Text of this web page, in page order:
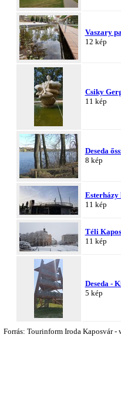
Vaszary
12 kép
Csiky
11 kép
Deseda
8 kép
Esterházy
11 kép
Téli
11 kép
Deseda -
5 kép
Forrás: Tourinform Iroda Kaposvár